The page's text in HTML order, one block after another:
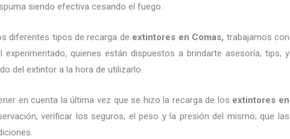
siendo efectiva cesando el fuego.
diferentes tipos de recarga de extintores en Comas, trabajamos con
quienes están dispuestos a brindarte asesoría, tips, y
del extintor a la hora de utilizarlo.
en cuenta la última vez que se hizo la recarga de los extintores en
verificar los seguros, el peso y la presión del mismo; que las